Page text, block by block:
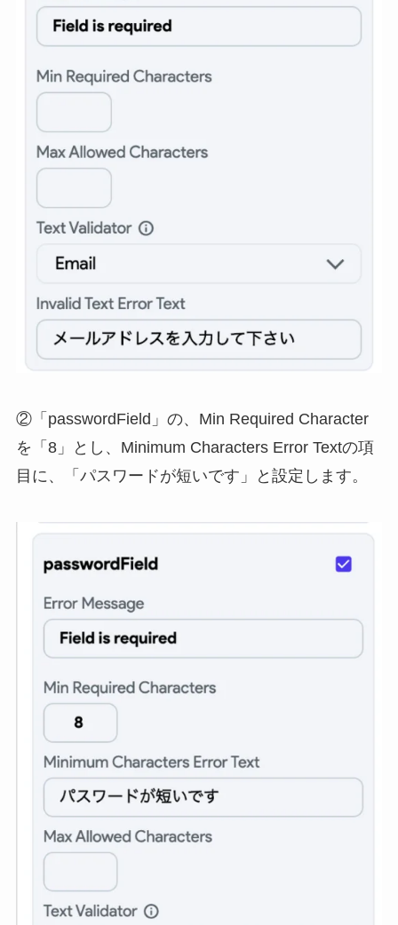
②「passwordField」の、Min Required Character
を「8」とし、Minimum Characters Error Textの項
目に、「パスワードが短いです」と設定します。